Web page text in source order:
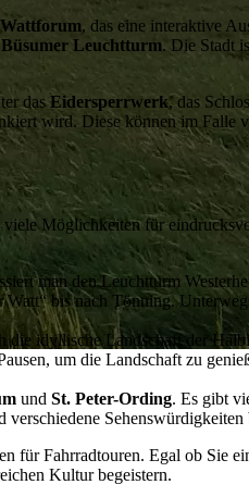
, das eine interaktive
Büsumer Leuchtturm. Die Stadt
dasEidersperrwerk, das
wird. Diese können im
Möglichkeiten für
man den Leuchtturm
bis nach Tönning.
die idyllische Landschaft der
um die Landschaft zu
und St. Peter-Ording. Es gibt
Sehenswürdigkeiten
Fahrradtouren. Egal ob Sie
Kultur begeistern.